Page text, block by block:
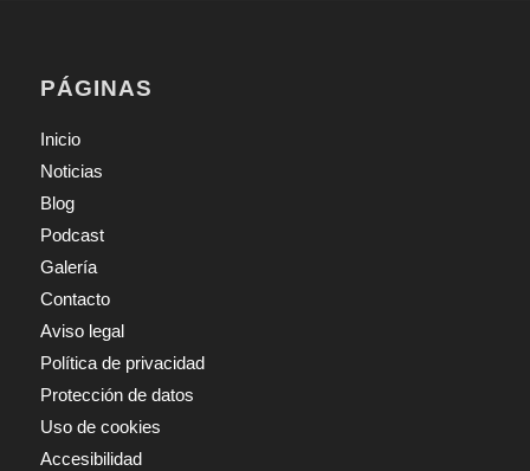
PÁGINAS
Inicio
Noticias
Blog
Podcast
Galería
Contacto
Aviso legal
Política de privacidad
Protección de datos
Uso de cookies
Accesibilidad